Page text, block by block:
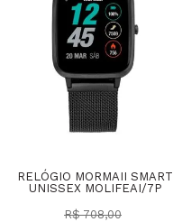
RELÓGIO MORMAII SMART
UNISSEX MOLIFEAI/7P
R$ 708,00